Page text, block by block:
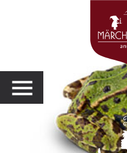
MENU